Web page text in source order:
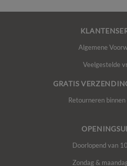
Algemene
Veelgestelde
GRATIS
Retourneren binnen
Doorlopend van
Zondag &